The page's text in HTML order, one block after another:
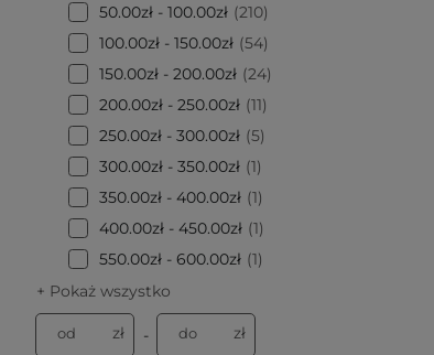
50.00zł - 100.00zł 210
100.00zł - 150.00zł 54
150.00zł - 200.00zł 24
200.00zł - 250.00zł 11
250.00zł - 300.00zł 5
300.00zł - 350.00zł 1
350.00zł - 400.00zł 1
400.00zł - 450.00zł 1
550.00zł - 600.00zł 1
+ Pokaż wszystko
od zł - do zł